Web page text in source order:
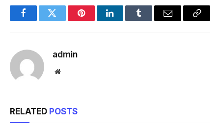
FacebookTwitter PinterestLinkedInTumblr Email
Copy
admin
Website
RELATED POSTS